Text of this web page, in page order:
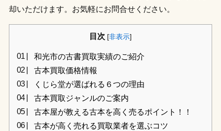
却いただけます。お気軽にお問合せください。
目次 [非表示]
和光市の古書買取実績のご紹介
古本買取価格情報
くじら堂が選ばれる６つの理由
古本買取ジャンルのご案内
古本屋が教える古本を高く売るポイント！！
古本が高く売れる買取業者を選ぶコツ